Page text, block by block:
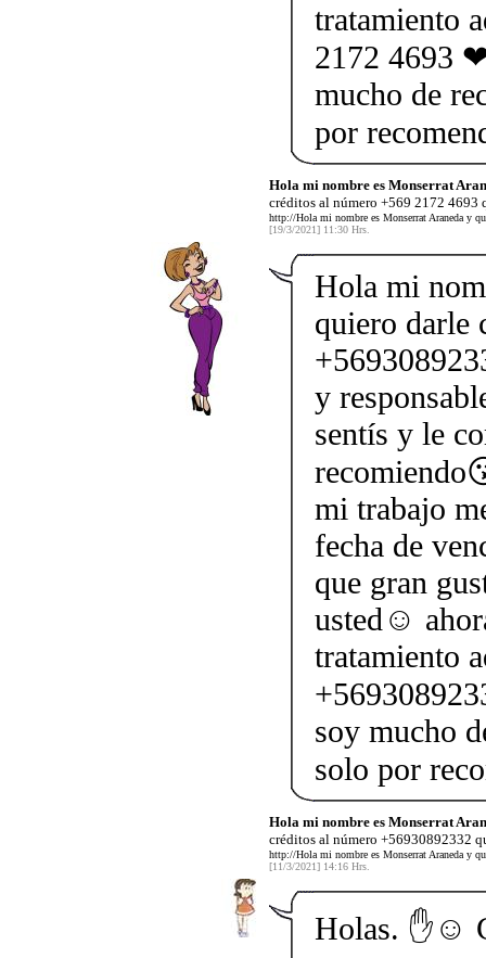
tratamiento
2172 4693
mucho de
por
Hola mi nombre es Monserrat
créditos al número +569 2172 4693
http://Hola mi nombre es Monserrat Araneda y
[19/3/2021] 11:30 Hrs.
Hola mi
quiero darle
y
sentís y le
mi trabajo
fecha de
que gran
usted☺
tratamiento
soy mucho
solo por
Hola mi nombre es Monserrat
créditos al número +56930892332
http://Hola mi nombre es Monserrat Araneda y
[11/3/2021] 14:16 Hrs.
Holas. ✋☺️